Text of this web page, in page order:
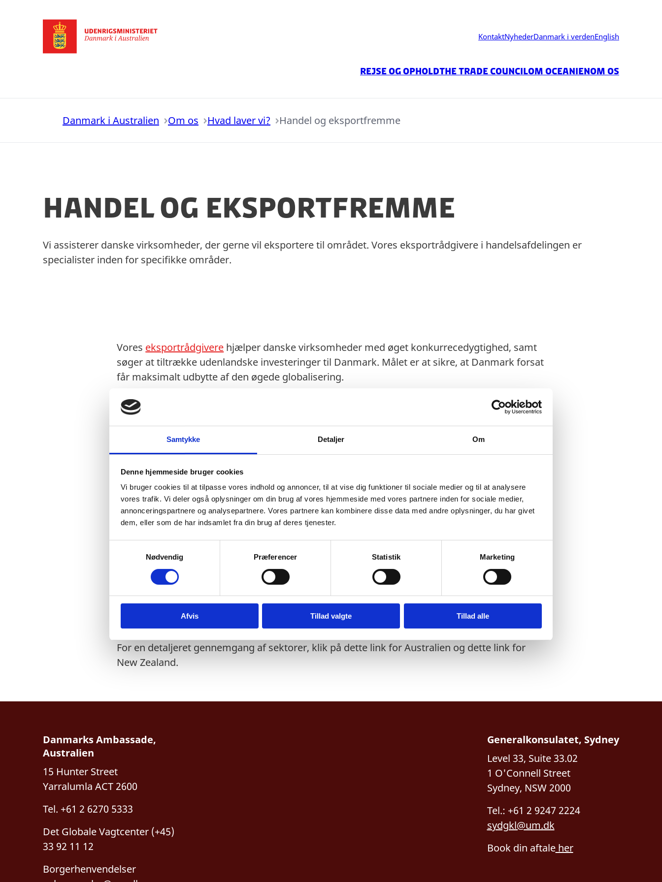
Samtykke Detaljer Om
Denne hjemmeside bruger cookies
Vi bruger cookies til at tilpasse vores indhold og annoncer, til at vise dig funktioner til sociale medier og til at analysere
vores trafik. Vi deler også oplysninger om din brug af vores hjemmeside med vores partnere inden for sociale medier,
annonceringspartnere og analysepartnere. Vores partnere kan kombinere disse data med andre oplysninger, du har givet
dem, eller som de har indsamlet fra din brug af deres tjenester.
v
Nødvendig Præferencer Statistik Marketing
Afvis Tillad valgte Tillad alle
KontaktNyhederDanmark i verdenEnglish
Rejse og opholdThe Trade CouncilOm OceanienOm os
Danmark i Australien Om os Hvad laver vi? Handel og eksportfremme
Handel og eksportfremme
Vi assisterer danske virksomheder, der gerne vil eksportere til området. Vores eksportrådgivere i handelsafdelingen er
specialister inden for specifikke områder.
Vores eksportrådgivere hjælper danske virksomheder med øget konkurrecedygtighed, samt
søger at tiltrække udenlandske investeringer til Danmark. Målet er at sikre, at Danmark forsat
får maksimalt udbytte af den øgede globalisering.
Vores
Markedsanalyser - herunder pris-, produkt-, konkurrent- og distributionsanalyser
Identificering af distributører, agenter, partnere eller potentielle akkvisitionsemner
Planlægning af mødeprogrammer
Myndighedskontakt
Vejledning og assistance vedr. produktgodkendelser, registrering af varemærke etc.
Handelsjuridiske anliggender
Virtuelle salgskontorer inkl. vores assistance
Vejledning og assistance ved etablering af datterselskab, salgskontor etc.
Sourcing
Kommunikations- og pressearbejde
Deltagelse/besøg på messer
Virksomhedsbesøg, møde- og tolkebistand
For en detaljeret gennemgang af sektorer, klik på dette link for Australien og dette link for
New Zealand.
Danmarks Ambassade,
Australien
15 Hunter Street
Yarralumla ACT 2600
Tel. +61 2 6270 5333
Det Globale Vagtcenter (+45)
33 92 11 12
Borgerhenvendelser
Generalkonsulatet, Sydney
Level 33, Suite 33.02
1 O'Connell Street
Sydney, NSW 2000
Tel.: +61 2 9247 2224
sydgkl@um.dk
Book din aftaleher